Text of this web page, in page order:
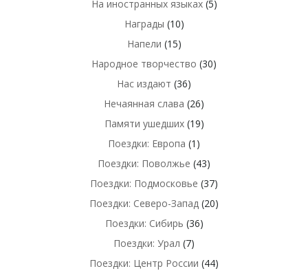
На иностранных языках(5)
Награды (10)
Напели (15)
Народное творчество (30)
Нас издают (36)
Нечаянная слава (26)
Памяти ушедших(19)
Поездки: Европа (1)
Поездки: Поволжье (43)
Поездки: Подмосковье (37)
Поездки: Северо-Запад (20)
Поездки: Сибирь (36)
Поездки: Урал (7)
Поездки: Центр России (44)